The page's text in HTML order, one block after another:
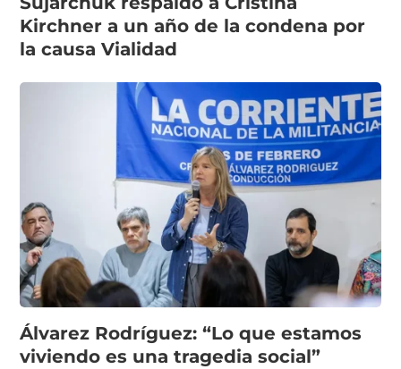
Kirchner a un año de la condena por
la causa Vialidad
Álvarez Rodríguez: “Lo que estamos
viviendo es una tragedia social”